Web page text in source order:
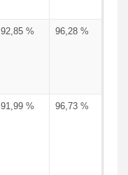
92,85 % 96,28 %
91,99 % 96,73 %